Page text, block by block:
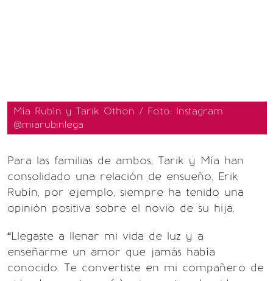
Mía Rubín y Tarik Othon / Foto: Instagram
@miarubinlega
Para las familias de ambos, Tarik y Mía han
consolidado una relación de ensueño. Erik
Rubín, por ejemplo, siempre ha tenido una
opinión positiva sobre el novio de su hija.
“Llegaste a llenar mi vida de luz y a
enseñarme un amor que jamás había
conocido. Te convertiste en mi compañero de